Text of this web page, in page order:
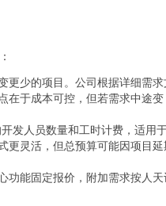
更少的项目。公司根据详细需求
在于成本可控，但若需求中途变
开发人员数量和工时计费，适用
更灵活，但总预算可能因项目延
功能固定报价，附加需求按人天